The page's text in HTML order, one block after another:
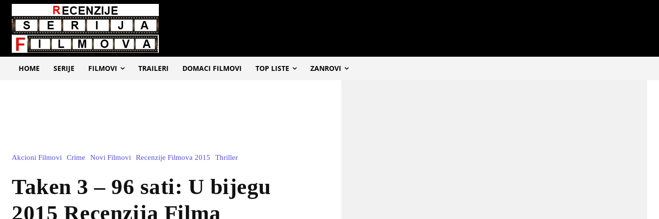
HOME SERIJE FILMOVI TRAILERI DOMACI FILMOVI TOP LISTE ZANROVI
Akcioni Filmovi Crime Novi Filmovi Recenzije Filmova 2015 Thriller
Taken 3 – 96 sati: U bijegu
2015 Recenzija Filma